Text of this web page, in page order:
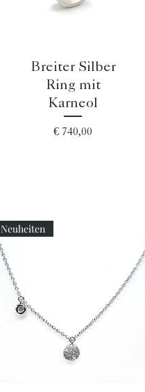
Schnellansicht
Breiter Silber
Ring mit
Karneol
Preis
€ 740,00
Neuheiten